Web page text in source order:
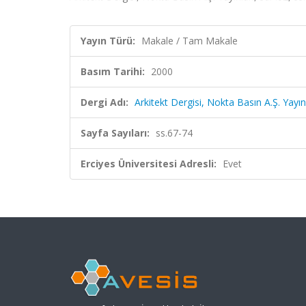
Yayın Türü: Makale / Tam Makale
Basım Tarihi: 2000
Dergi Adı: Arkitekt Dergisi, Nokta Basın A.Ş.
Sayfa Sayıları: ss.67-74
Erciyes Üniversitesi Adresli: Evet